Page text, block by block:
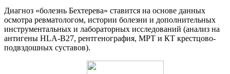
Диагноз «болезнь Бехтерева» ставится на основе данных
осмотра ревматологом, истории болезни и дополнительных
инструментальных и лабораторных исследований (анализ на
антигены HLA-B27, рентгенография, МРТ и КТ крестцово-
подвздошных суставов).